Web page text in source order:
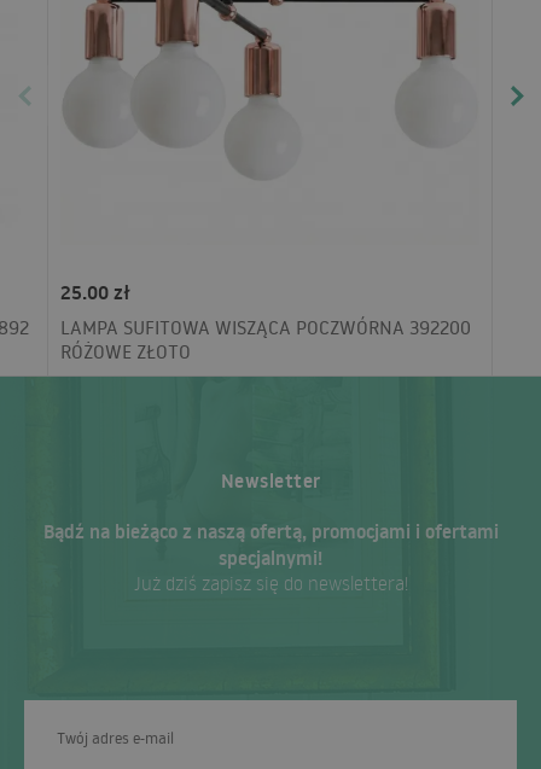
25.00 zł
LAMPA SUFITOWA WISZĄCA POCZWÓRNA 392200
RÓŻOWE ZŁOTO
Newsletter
Bądź na bieżąco z naszą ofertą, promocjami i ofertami
specjalnymi!
Już dziś zapisz się do newslettera!